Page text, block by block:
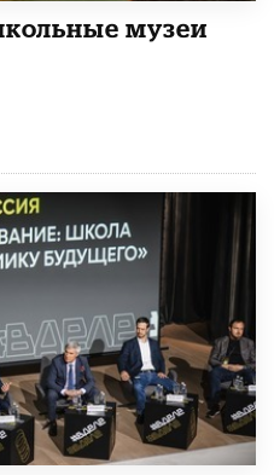
музеи